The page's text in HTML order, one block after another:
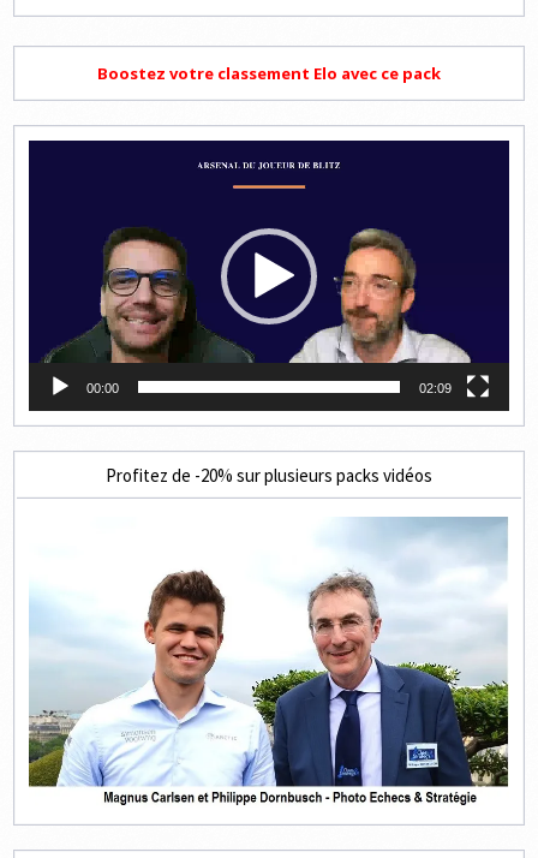
Boostez votre classement Elo avec ce pack
00:00 02:09
Profitez de -20% sur plusieurs packs vidéos